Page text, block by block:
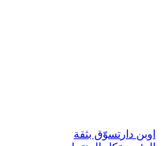
اوبن دار تسوّق بثقة